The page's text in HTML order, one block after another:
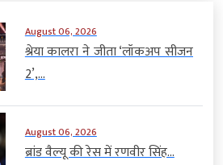
August 06, 2026
श्रेया कालरा ने जीता ‘लॉकअप सीजन
2’,...
August 06, 2026
ब्रांड वैल्यू की रेस में रणवीर सिंह...